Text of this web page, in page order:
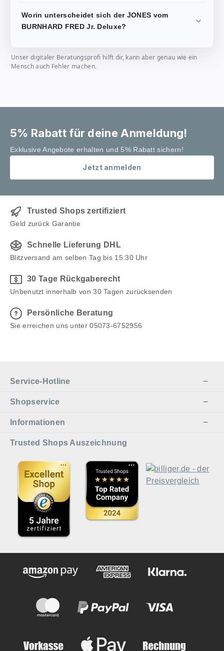
Worin unterscheidet sich der JONES vom
BURNHARD FRED Jr. Deluxe?
Unser digitaler Beratungsprofi hilft dir, kann aber genau wie ein
Mensch auch Fehler machen.
5% Rabatt für deine Anmeldung!
Exklusive Angebote erhalten und 5% Rabatt sichern!
Jetzt anmelden
Trusted Shops zertifiziert
Geld zurück Garantie
Schnelle Lieferung DHL
Blitzversand am selben Tag bis 15:30 Uhr
30 Tage Rückgaberecht
Unbenutzt innerhalb von 30 Tagen zurücksenden
Persönliche Beratung
Sie erreichen uns unter 05073-6752956
Service-Hotline
Shopservice
Informationen
Trusted Shops Auszeichnung